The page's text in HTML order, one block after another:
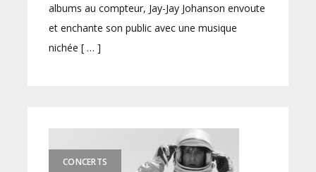
albums au compteur, Jay-Jay Johanson envoute
et enchante son public avec une musique
nichée [ … ]
CONCERTS